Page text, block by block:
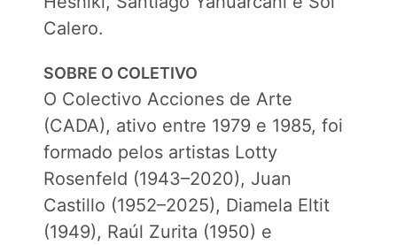
Calero.
SOBRE O COLETIVO
O Colectivo Acciones de Arte
(CADA), ativo entre 1979 e 1985, foi
formado pelos artistas Lotty
Rosenfeld (1943–2020), Juan
Castillo (1952–2025), Diamela Eltit
(1949), Raúl Zurita (1950) e